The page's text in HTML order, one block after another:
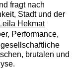
fragt nach
Stadt und der
Hekmat
Performance,
brutalen und